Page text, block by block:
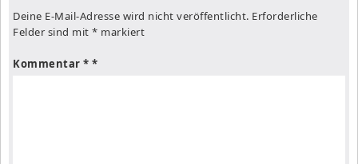
Deine E-Mail-Adresse wird nicht veröffentlicht. Erforderliche
Felder sind mit * markiert
Kommentar *